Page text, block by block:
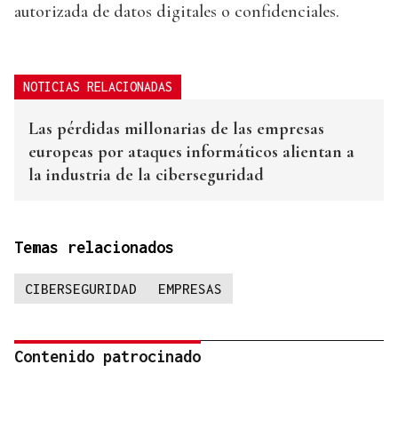
autorizada de datos digitales o confidenciales.
NOTICIAS RELACIONADAS
Las pérdidas millonarias de las empresas
europeas por ataques informáticos alientan a
la industria de la ciberseguridad
Temas relacionados
CIBERSEGURIDAD EMPRESAS
Contenido patrocinado